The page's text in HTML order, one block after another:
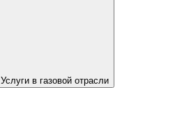
Услуги в газовой отрасли